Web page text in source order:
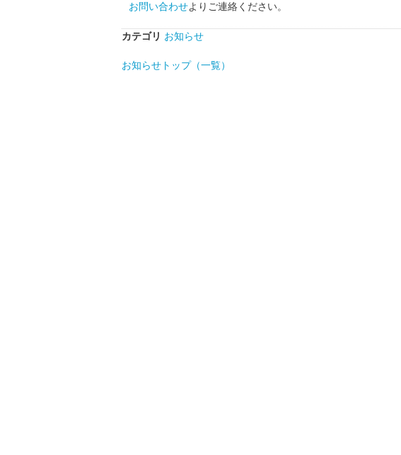
お問い合わせよりご連絡ください。
カテゴリ お知らせ
お知らせトップ（一覧）